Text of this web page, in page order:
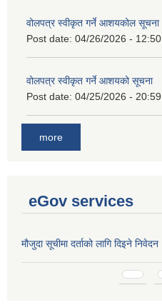
वोलपत्र स्वीकृत गर्ने आशयकोल सूचना
Post date: 04/26/2026 - 12:50
वोलपत्र स्वीकृत गर्ने आशयको सूचना
Post date: 04/25/2026 - 20:59
more
eGov services
मौजुदा सूचीमा दर्ताको लागि दिइने निवेदन